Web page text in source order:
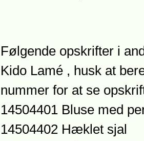
Følgende opskrifter i
Kido Lamé , husk at
nummer for at se
14504401 Bluse med
14504402 Hæklet sjal